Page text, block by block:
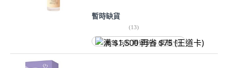
暫時缺貨
(13)
满 $1,500 再省 $75 (王道卡)